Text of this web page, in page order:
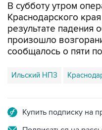
В субботу утром
Краснодарского края
результате
произошло
сообщалось о пяти
Ильский НПЗ
Купить подписку на